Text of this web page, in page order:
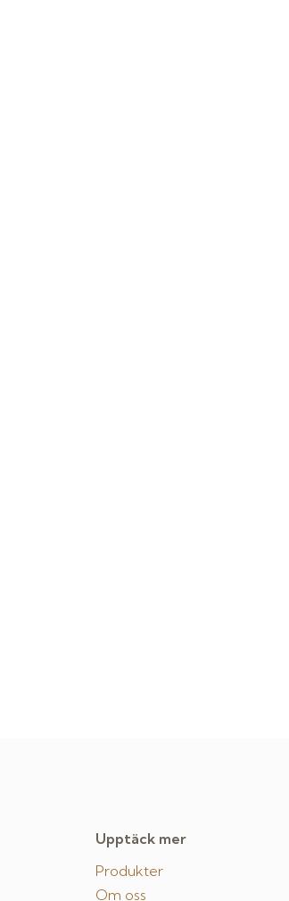
Upptäck mer
Produkter
Om oss